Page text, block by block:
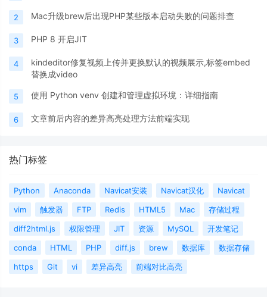
2 Mac升级brew后出现PHP某些版本启动失败的问题排查
3 PHP 8 开启JIT
4
kindeditor修复视频上传并更换默认的视频展示,标签embed
替换成video
5 使用 Python venv 创建和管理虚拟环境：详细指南
6 文章前后内容的差异高亮处理方法前端实现
热门标签
Python Anaconda Navicat安装 Navicat汉化
Navicat
vim
触发器 FTP Redis HTML5 Mac
存储过程
diff2html.js
权限管理 JIT 资源 MySQL
开发笔记
conda
HTML PHP diff.js brew 数据库
数据存储
https
Git vi 差异高亮 前端对比高亮